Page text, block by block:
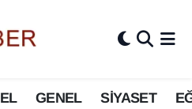
GENEL SİYASET